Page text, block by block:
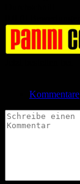
Kommentare